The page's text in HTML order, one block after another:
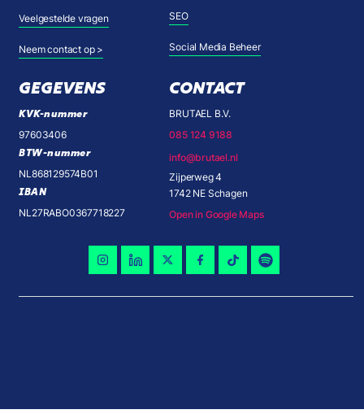
Veelgestelde vragen
Neem contact op >
SEO
Social Media Beheer
GEGEVENS
KVK-nummer
97603406
BTW-nummer
NL868129574B01
IBAN
NL27RABO0367718227
CONTACT
BRUTAEL B.V.
085 124 9188
info@brutael.nl
Zijperweg 4
1742 NE Schagen
Open in Google Maps